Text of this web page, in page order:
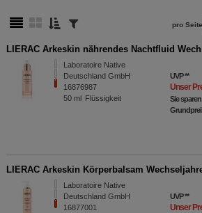
pro Seite
LIERAC Arkeskin nährendes Nachtfluid
Laboratoire Native
Deutschland GmbH
16876987
50 ml Flüssigkeit
UVP**
Unser
Sie sparen
LIERAC Arkeskin Körperbalsam
Laboratoire Native
Deutschland GmbH
16877001
UVP**
Unser